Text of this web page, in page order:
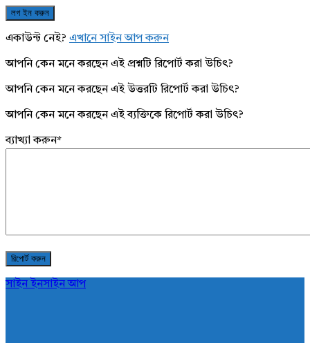
একাউন্ট নেই? এখানে সাইন আপ করুন
আপনি কেন মনে করছেন এই প্রশ্নটি রিপোর্ট করা উচিৎ?
আপনি কেন মনে করছেন এই উত্তরটি রিপোর্ট করা উচিৎ?
আপনি কেন মনে করছেন এই ব্যক্তিকে রিপোর্ট করা উচিৎ?
ব্যাখ্যা করুন*
সাইন ইনসাইন আপ